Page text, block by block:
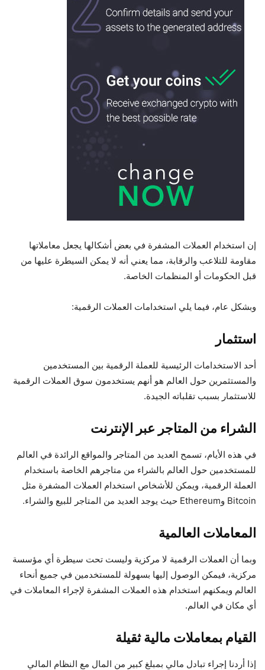
إن استخدام العملات المشفرة في بعض أشكالها يجعل معاملاتها
مقاومة للتلاعب والرقابة، مما يعني أنه لا يمكن السيطرة عليها من
قبل الحكومات أو المنظمات الخاصة.
وبشكل عام، فيما يلي استخدامات العملات الرقمية:
استثمار
أحد الاستخدامات الرئيسية للعملة الرقمية بين المستخدمين
والمستثمرين حول العالم هو أنهم يستخدمون سوق العملات الرقمية
للاستثمار بسبب تقلباته الجيدة.
الشراء من المتاجر عبر الإنترنت
في هذه الأيام، تسمح العديد من المتاجر والمواقع الرائدة في العالم
للمستخدمين حول العالم بالشراء من متاجرهم الخاصة باستخدام
العملة الرقمية، ويمكن للأشخاص استخدام العملات المشفرة مثل
Bitcoin وEthereum حيث يوجد العديد من المتاجر للبيع والشراء.
المعاملات العالمية
وبما أن العملات الرقمية لا مركزية وليست تحت سيطرة أي مؤسسة
مركزية، فيمكن الوصول إليها بسهولة للمستخدمين في جميع أنحاء
العالم ويمكنهم استخدام هذه العملات المشفرة لإجراء المعاملات في
أي مكان في العالم.
القيام بمعاملات مالية ثقيلة
إذا أردنا إجراء تبادل مالي بمبلغ كبير من المال مع النظام المالي